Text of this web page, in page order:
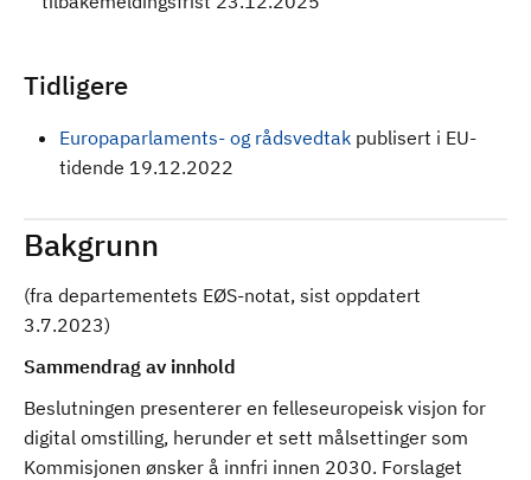
Tidligere
Europaparlaments- og rådsvedtak publisert i EU-
tidende 19.12.2022
Bakgrunn
(fra departementets EØS-notat, sist oppdatert
3.7.2023)
Sammendrag av innhold
Beslutningen presenterer en felleseuropeisk visjon for
digital omstilling, herunder et sett målsettinger som
Kommisjonen ønsker å innfri innen 2030. Forslaget